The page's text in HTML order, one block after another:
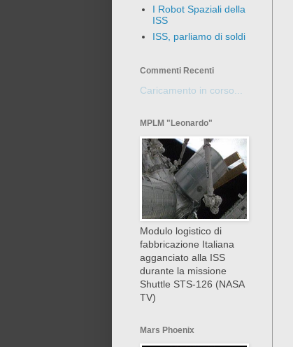
I Robot Spaziali della
ISS
ISS, parliamo di soldi
Commenti Recenti
Caricamento in corso...
MPLM "Leonardo"
Modulo logistico di
fabbricazione Italiana
agganciato alla ISS
durante la missione
Shuttle STS-126 (NASA
TV)
Mars Phoenix